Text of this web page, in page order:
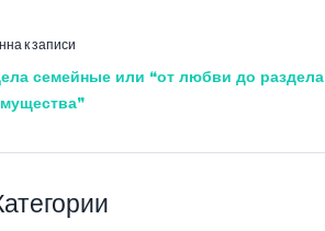
к записи
семейные или “от любви до раздела